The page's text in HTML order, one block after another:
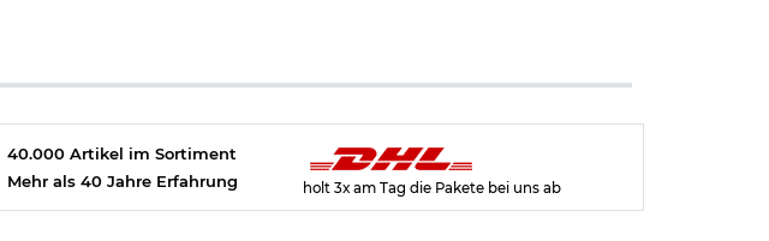
40.000 Artikel im Sortiment
Mehr als 40 Jahre Erfahrung
holt 3x am Tag die Pakete bei uns ab